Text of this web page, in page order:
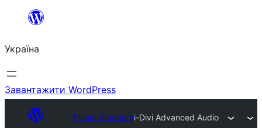
Перейти
вмісту
Україна
Завантажити WordPress
Plugin Directoryi-Divi Advanced Audio